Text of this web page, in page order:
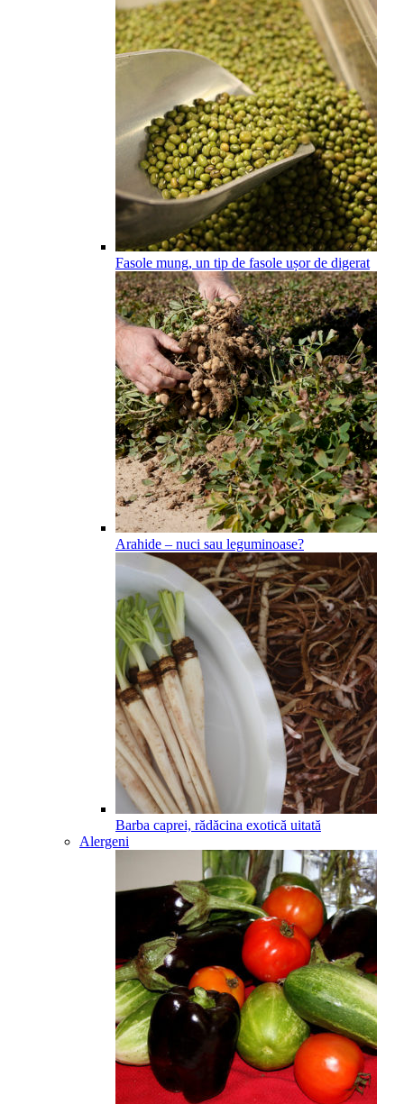
Fasole mung, un tip de fasole ușor de digerat
Arahide – nuci sau leguminoase?
Barba caprei, rădăcina exotică uitată
Alergeni